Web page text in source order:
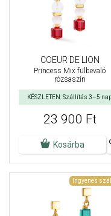
COEUR DE LION
Princess Mix fülbevaló
rózsaszín
KÉSZLETEN: Szállítás 3–5
23 900 Ft
Kosárba
Ingyenes